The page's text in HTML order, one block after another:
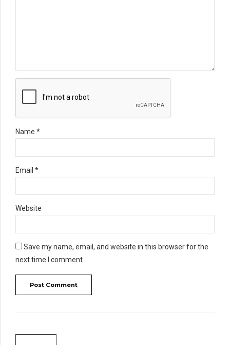
Name *
Email *
Website
Save my name, email, and website in this browser for the
next time I comment.
Post Comment